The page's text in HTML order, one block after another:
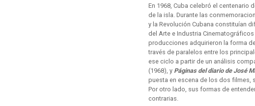
En 1968, Cuba celebró el centenario
de la isla. Durante las
y la Revolución Cubana constituían
del Arte e Industria
producciones adquirieron la forma
través de paralelos entre los
ese ciclo a partir de un análisis
(1968), y Páginas del diario de José
puesta en escena de los dos
Por otro lado, sus formas de
contrarias.